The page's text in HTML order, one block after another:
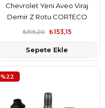
Chevrolet Yeni Aveo Viraj
Demir Z Rotu CORTECO
Marka₺153,15
₺195,20
Sepete Ekle
%22